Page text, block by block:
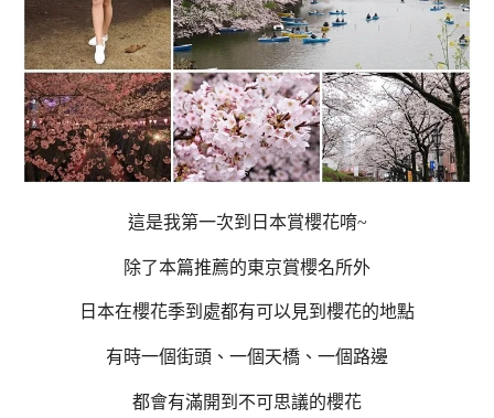
這是我第一次到日本賞櫻花唷~
除了本篇推薦的東京賞櫻名所外
日本在櫻花季到處都有可以見到櫻花的地點
有時一個街頭、一個天橋、一個路邊
都會有滿開到不可思議的櫻花